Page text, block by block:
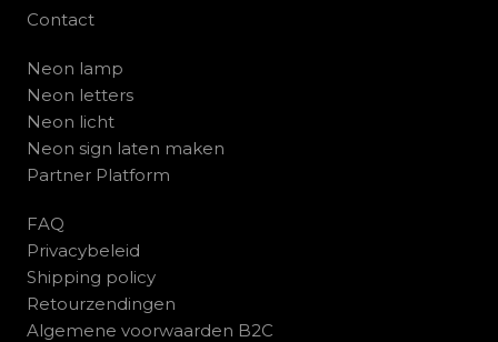
Contact
Neon lamp
Neon letters
Neon licht
Neon sign laten maken
Partner Platform
FAQ
Privacybeleid
Shipping policy
Retourzendingen
Algemene voorwaarden B2C